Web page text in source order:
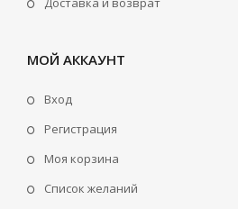
МОЙ АККАУНТ
Вход
Регистрация
Моя корзина
Cписок желаний